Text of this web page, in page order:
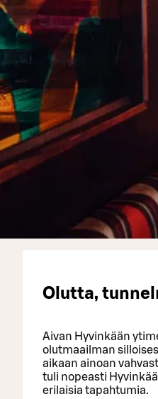
Olutta,
Aivan Hyvinkään
olutmaailman
aikaan ainoan
tuli nopeasti
erilaisia tapahtumia.